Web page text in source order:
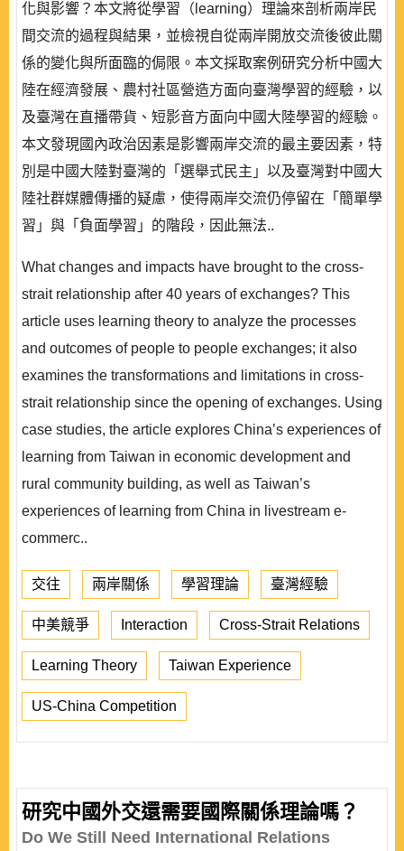
化與影響？本文將從學習（learning）理論來剖析兩岸民
間交流的過程與結果，並檢視自從兩岸開放交流後彼此關
係的變化與所面臨的侷限。本文採取案例研究分析中國大
陸在經濟發展、農村社區營造方面向臺灣學習的經驗，以
及臺灣在直播帶貨、短影音方面向中國大陸學習的經驗。
本文發現國內政治因素是影響兩岸交流的最主要因素，特
別是中國大陸對臺灣的「選舉式民主」以及臺灣對中國大
陸社群媒體傳播的疑慮，使得兩岸交流仍停留在「簡單學
習」與「負面學習」的階段，因此無法..
What changes and impacts have brought to the cross-
strait relationship after 40 years of exchanges? This
article uses learning theory to analyze the processes
and outcomes of people to people exchanges; it also
examines the transformations and limitations in cross-
strait relationship since the opening of exchanges. Using
case studies, the article explores China’s experiences of
learning from Taiwan in economic development and
rural community building, as well as Taiwan’s
experiences of learning from China in livestream e-
commerc..
交往 兩岸關係 學習理論 臺灣經驗
中美競爭 Interaction Cross-Strait Relations
Learning Theory Taiwan Experience
US-China Competition
研究中國外交還需要國際關係理論嗎？
Do We Still Need International Relations